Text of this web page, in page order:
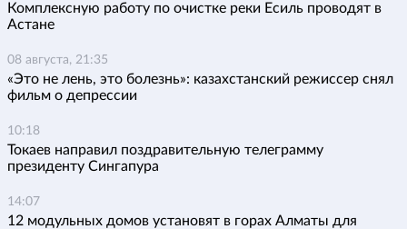
Комплексную работу по очистке реки Есиль проводят в
Астане
08 августа, 21:35
«Это не лень, это болезнь»: казахстанский режиссер снял
фильм о депрессии
10:18
Токаев направил поздравительную телеграмму
президенту Сингапура
14:07
12 модульных домов установят в горах Алматы для